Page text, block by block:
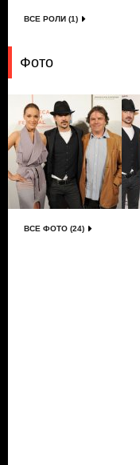
ВСЕ РОЛИ (1)
Фото
ВСЕ ФОТО (24)